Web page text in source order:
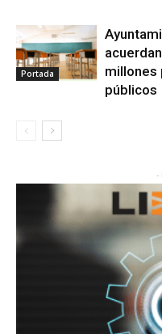
Portada
millones
públicos
-